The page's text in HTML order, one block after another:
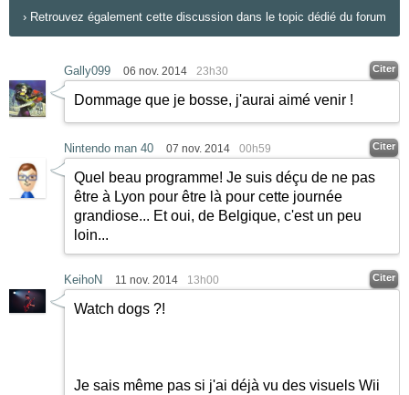
› Retrouvez également cette discussion dans le topic dédié du forum
Gally099 06 nov. 2014 23h30 Citer
Dommage que je bosse, j'aurai aimé venir !
Nintendo man 40 07 nov. 2014 00h59 Citer
Quel beau programme! Je suis déçu de ne pas
être à Lyon pour être là pour cette journée
grandiose... Et oui, de Belgique, c'est un peu
loin...
KeihoN 11 nov. 2014 13h00 Citer
Watch dogs ?!
Je sais même pas si j'ai déjà vu des visuels Wii